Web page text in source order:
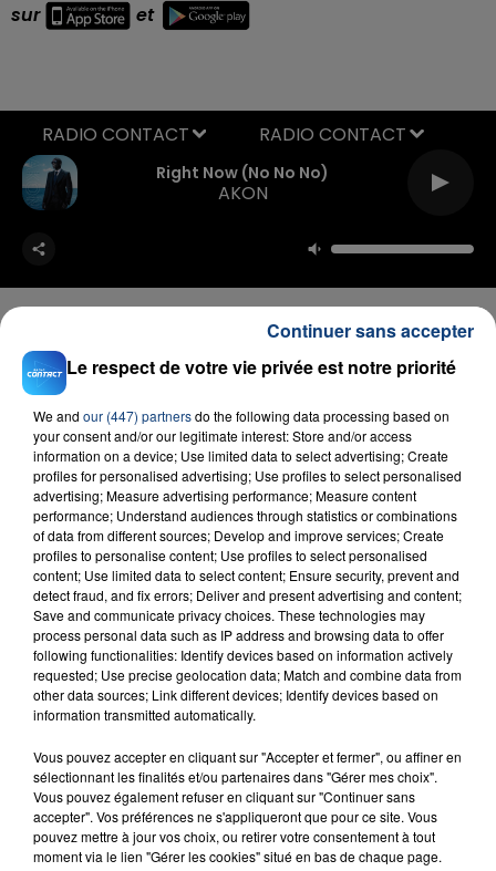
sur
et
Right Now (no No No)
AKON
RADIO CONTACT
FIL D'ACTU
23 juillet 2026
INCENDIE MORTEL À LENS : UNE FEMME ET
SON BÉBÉ ENTRE LA VIE ET LA...
Un homme s'est immolé par le feu après avoir
aspergé sa compagne et leur bébé de trois mois
Le respect de votre vie privée est notre priorité
We and our (447) partnersdo the following data processing based on
your consent and/or our legitimate interest: Store and/or access
information on a device; Use limited data to select advertising; Create
profiles for personalised advertising; Use profiles to select personalised
advertising; Measure advertising performance; Measure content
performance; Understand audiences through statistics or combinations
of data from different sources; Develop and improve services; Create
profiles to personalise content; Use profiles to select personalised
content; Use limited data to select content; Ensure security, prevent and
detect fraud, and fix errors; Deliver and present advertising and content;
Save and communicate privacy choices. These technologies may
process personal data such as IP address and browsing data to offer
following functionalities: Identify devices based on information actively
requested; Use precise geolocation data; Match and combine data from
other data sources; Link different devices; Identify devices based on
information transmitted automatically.
Vous pouvez accepter en cliquant sur "Accepter et fermer", ou affiner en
sélectionnant les finalités et/ou partenaires dans "Gérer mes choix".
Vous pouvez également refuser en cliquant sur "Continuer sans
accepter". Vos préférences ne s'appliqueront que pour ce site. Vous
pouvez mettre à jour vos choix, ou retirer votre consentement à tout
moment via le lien "Gérer les cookies" situé en bas de chaque page.
Continuer sans accepter